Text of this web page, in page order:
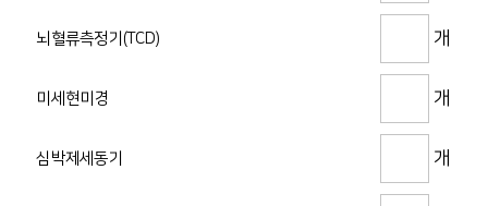
뇌혈류측정기(TCD) 개
미세현미경 개
심박제세동기 개